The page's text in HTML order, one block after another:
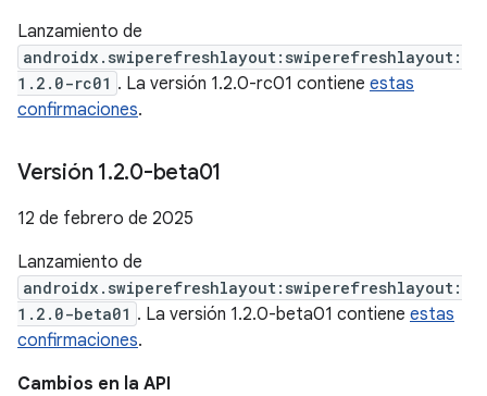
Lanzamiento de
androidx.swiperefreshlayout:swiperefreshlayout:
1.2.0-rc01 . La versión 1.2.0-rc01 contiene estas
confirmaciones.
Versión 1.2.0-beta01
12 de febrero de 2025
Lanzamiento de
androidx.swiperefreshlayout:swiperefreshlayout:
1.2.0-beta01 . La versión 1.2.0-beta01 contiene estas
confirmaciones.
Cambios en la API